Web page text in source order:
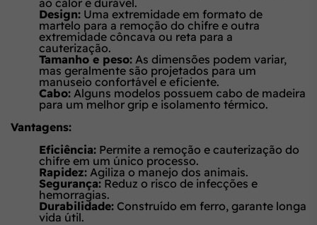
ao calor e durável.
Design: Uma extremidade em formato de
martelo para a remoção do chifre e outra
extremidade côncava ou reta para a
cauterização.
Tamanho e peso: As dimensões podem variar,
mas geralmente são projetados para um
manuseio confortável e eficiente.
Cabo: Alguns modelos possuem cabo de madeira
para um melhor grip e isolamento térmico.
Vantagens:
Eficiência: Permite a remoção e cauterização do
chifre em um único processo.
Rapidez: Agiliza o manejo dos animais.
Segurança:Reduz o risco de infecções e
hemorragias.
Durabilidade: Construído em ferro, garante longa
vida útil.